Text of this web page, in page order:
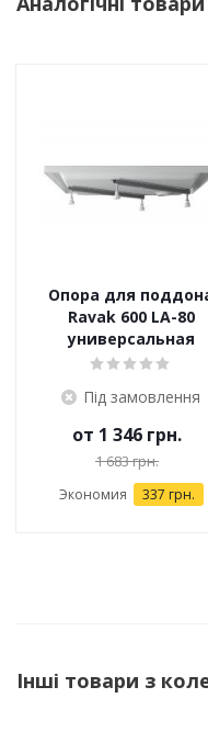
Опора для
Ravak 600 LA-80
универсальная
Під замовлення
от 1 346 грн.
1 683 грн.
Экономия 337 грн.
Інші товари з